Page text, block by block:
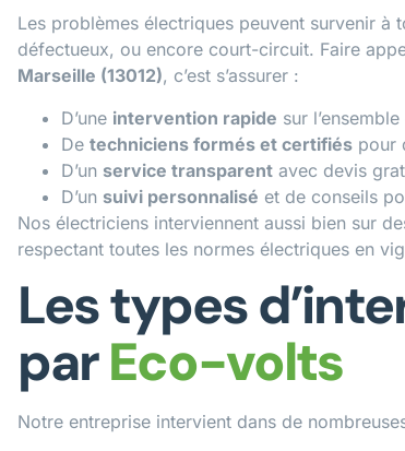
Les problèmes électriques peuvent survenir
défectueux, ou encore court-circuit. Faire
Marseille (13012), c’est s’assurer :
D’une intervention rapide sur
De techniciens formés et certifiés pour
D’un service transparent avec devis
D’un suivi personnalisé et de conseils
Nos électriciens interviennent aussi bien sur
respectant toutes les normes électriques en
Les types
parEco-volts
Notre entreprise intervient dans de